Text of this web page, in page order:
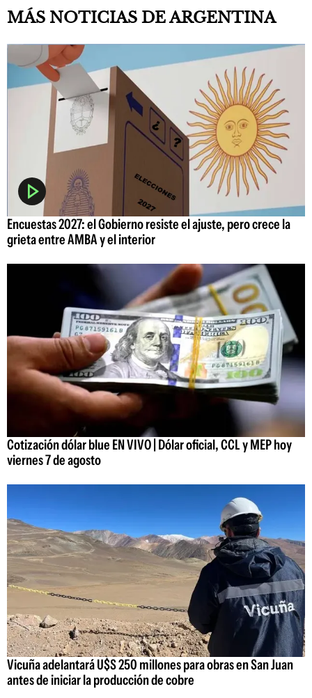
MÁS NOTICIAS DE ARGENTINA
Encuestas 2027: el Gobierno resiste el ajuste, pero crece la
grieta entre AMBA y el interior
Cotización dólar blue EN VIVO | Dólar oficial, CCL y MEP hoy
viernes 7 de agosto
Vicuña adelantará U$S 250 millones para obras en San Juan
antes de iniciar la producción de cobre